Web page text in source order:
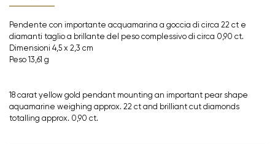
Pendente con importante acquamarina a goccia di circa 22 ct e
diamanti taglio a brillante del peso complessivo di circa 0,90 ct.
Dimensioni 4,5 x 2,3 cm
Peso 13,61 g
18 carat yellow gold pendant mounting an important pear shape
aquamarine weighing approx. 22 ct and brilliant cut diamonds
totalling approx. 0,90 ct.